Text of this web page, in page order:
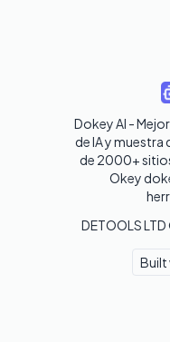
Dokey AI -
de IA y
de 2000+
Okey
DETOOLS
Built